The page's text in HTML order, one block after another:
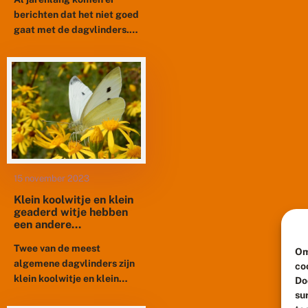
berichten dat het niet goed
gaat met de dagvlinders.
perioden dat er
alarmerend weinig
vlinders werden...
15 november 2023
Klein koolwitje en klein
geaderd witje hebben
een andere
Twee van de meest
algemene dagvlinders zijn
klein koolwitje en klein